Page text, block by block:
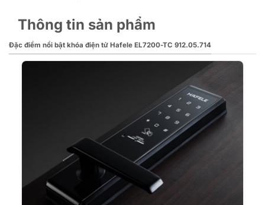
Thông tin sản phẩm
Đặc điểm nổi bật khóa điện tử Hafele EL7200-TC 912.05.714